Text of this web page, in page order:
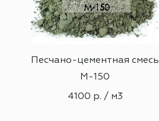
Песчано-цементная смесь
М-150
4100 р. / м3